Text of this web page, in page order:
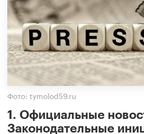
Фото: tymolod59.ru
1. Официальные
Законодательные